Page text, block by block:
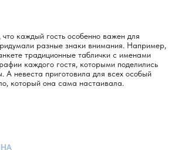
что каждый гость особенно важен для
разные знаки внимания. Например,
традиционные таблички с именами
каждого гостя, которыми поделились
А невеста приготовила для всех особый
который она сама настаивала.
дня, мой бюджет от 3 млн₽